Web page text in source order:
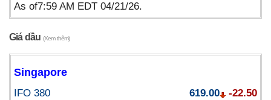
As of7:59 AM EDT 04/21/26.
Giá dầu (Xem thêm)
Singapore
IFO 380 619.00
-22.50